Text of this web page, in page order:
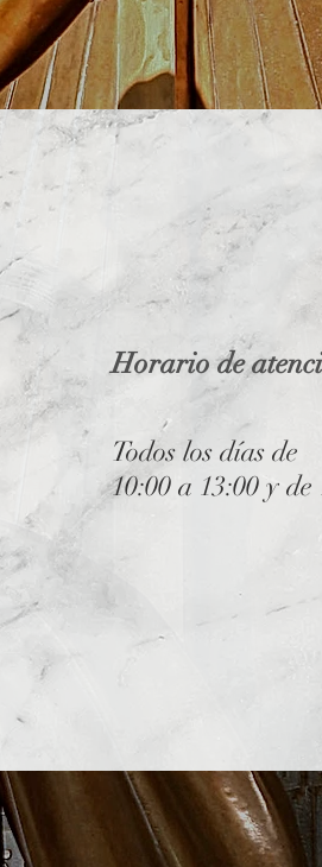
Horario de
Todos los días de
10:00 a 13:00 y de